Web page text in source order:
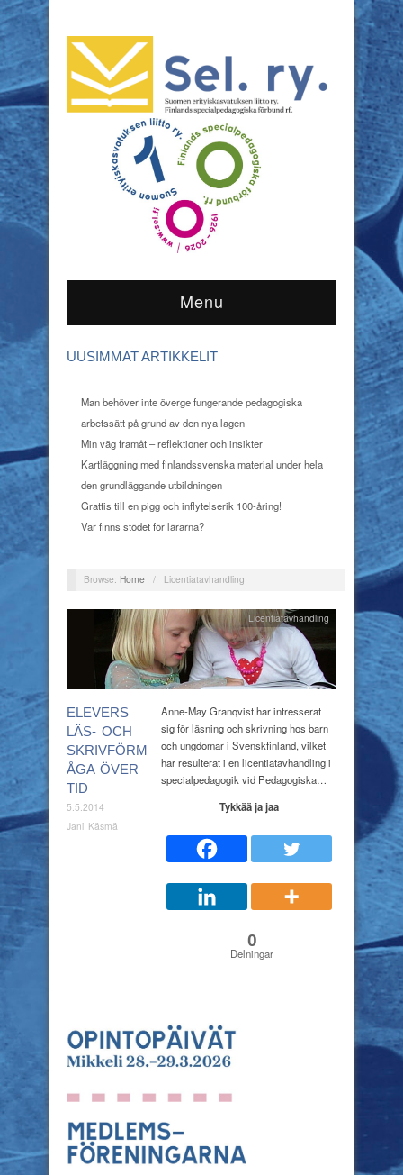
Menu
UUSIMMAT ARTIKKELIT
Man behöver inte överge fungerande pedagogiska
arbetssätt på grund av den nya lagen
Min väg framåt – reflektioner och insikter
Kartläggning med finlandssvenska material under hela
den grundläggande utbildningen
Grattis till en pigg och inflytelserik 100-åring!
Var finns stödet för lärarna?
Browse: Home / Licentiatavhandling
ELEVERS
LÄS- OCH
SKRIVFÖRM
ÅGA ÖVER
TID
5.5.2014
Jani Käsmä
Licentiatavhandling
Anne-May Granqvist har intresserat
sig för läsning och skrivning hos barn
och ungdomar i Svenskfinland, vilket
har resulterat i en licentiatavhandling i
specialpedagogik vid Pedagogiska…
Tykkää ja jaa
0
Delningar